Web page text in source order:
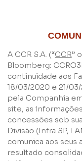
A CCR S.A. (“CCR”
Bloomberg:
continuidade aos
18/03/2020 e 21/
pela Companhia
site, as
concessões sob
Divisão (Infra SP,
comunica aos seus
resultado